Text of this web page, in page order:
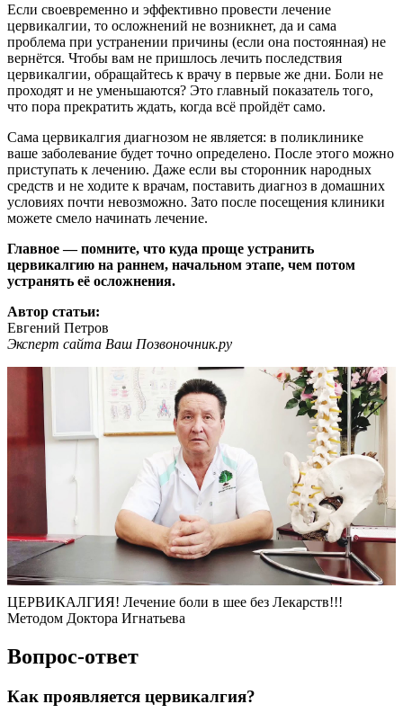
Если своевременно и эффективно провести лечение
цервикалгии, то осложнений не возникнет, да и сама
проблема при устранении причины (если она постоянная) не
вернётся. Чтобы вам не пришлось лечить последствия
цервикалгии, обращайтесь к врачу в первые же дни. Боли не
проходят и не уменьшаются? Это главный показатель того,
что пора прекратить ждать, когда всё пройдёт само.
Сама цервикалгия диагнозом не является: в поликлинике
ваше заболевание будет точно определено. После этого можно
приступать к лечению. Даже если вы сторонник народных
средств и не ходите к врачам, поставить диагноз в домашних
условиях почти невозможно. Зато после посещения клиники
можете смело начинать лечение.
Главное — помните, что куда проще устранить
цервикалгию на раннем, начальном этапе, чем потом
устранять её осложнения.
Автор статьи:
Евгений Петров
Эксперт сайта Ваш Позвоночник.ру
ЦЕРВИКАЛГИЯ! Лечение боли в шее без Лекарств!!!
Методом Доктора Игнатьева
Вопрос-ответ
Как проявляется цервикалгия?